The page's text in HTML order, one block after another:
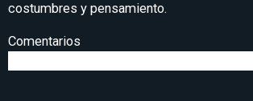
costumbres y pensamiento.
Comentarios